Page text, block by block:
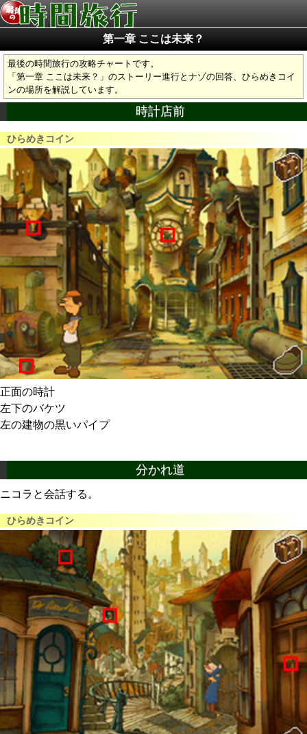
第一章 ここは未来？
最後の時間旅行の攻略チャートです。
「第一章 ここは未来？」のストーリー進行とナゾの回答、ひらめきコイ
ンの場所を解説しています。
時計店前
ひらめきコイン
正面の時計
左下のバケツ
左の建物の黒いパイプ
分かれ道
ニコラと会話する。
ひらめきコイン